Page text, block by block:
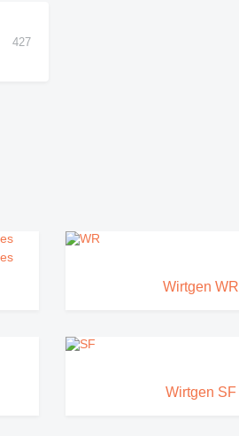
427
Wirtgen WR
Wirtgen SF